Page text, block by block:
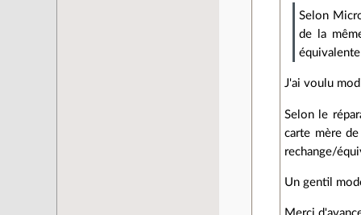
Selon
de la
J'ai voulu
Selon le
carte mère
rechange/
Un gentil